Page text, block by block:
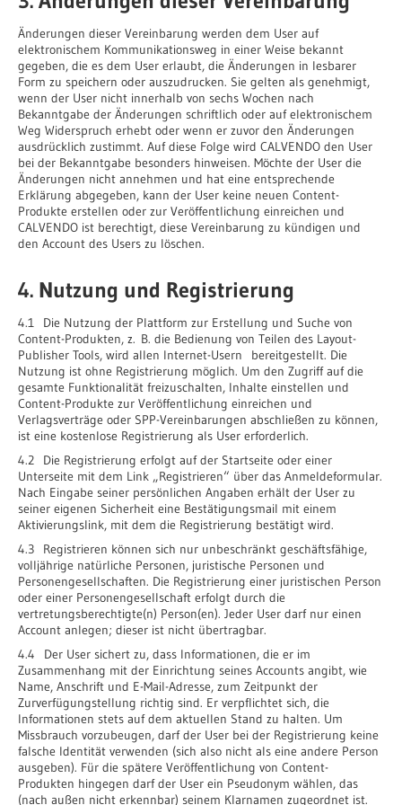
Änderungen dieser Vereinbarung werden dem User auf
elektronischem Kommunikationsweg in einer Weise bekannt
gegeben, die es dem User erlaubt, die Änderungen in lesbarer
Form zu speichern oder auszudrucken. Sie gelten als genehmigt,
wenn der User nicht innerhalb von sechs Wochen nach
Bekanntgabe der Änderungen schriftlich oder auf elektronischem
Weg Widerspruch erhebt oder wenn er zuvor den Änderungen
ausdrücklich zustimmt. Auf diese Folge wird CALVENDO den User
bei der Bekanntgabe besonders hinweisen. Möchte der User die
Änderungen nicht annehmen und hat eine entsprechende
Erklärung abgegeben, kann der User keine neuen Content-
Produkte erstellen oder zur Veröffentlichung einreichen und
CALVENDO ist berechtigt, diese Vereinbarung zu kündigen und
den Account des Users zu löschen.
4. Nutzung und Registrierung
4.1 Die Nutzung der Plattform zur Erstellung und Suche von
Content-Produkten, z. B. die Bedienung von Teilen des Layout-
Publisher Tools, wird allen Internet-Usern bereitgestellt. Die
Nutzung ist ohne Registrierung möglich. Um den Zugriff auf die
gesamte Funktionalität freizuschalten, Inhalte einstellen und
Content-Produkte zur Veröffentlichung einreichen und
Verlagsverträge oder SPP-Vereinbarungen abschließen zu können,
ist eine kostenlose Registrierung als User erforderlich.
4.2 Die Registrierung erfolgt auf der Startseite oder einer
Unterseite mit dem Link „Registrieren“ über das Anmeldeformular.
Nach Eingabe seiner persönlichen Angaben erhält der User zu
seiner eigenen Sicherheit eine Bestätigungsmail mit einem
Aktivierungslink, mit dem die Registrierung bestätigt wird.
4.3 Registrieren können sich nur unbeschränkt geschäftsfähige,
volljährige natürliche Personen, juristische Personen und
Personengesellschaften. Die Registrierung einer juristischen Person
oder einer Personengesellschaft erfolgt durch die
vertretungsberechtigte(n) Person(en). Jeder User darf nur einen
Account anlegen; dieser ist nicht übertragbar.
4.4 Der User sichert zu, dass Informationen, die er im
Zusammenhang mit der Einrichtung seines Accounts angibt, wie
Name, Anschrift und E-Mail-Adresse, zum Zeitpunkt der
Zurverfügungstellung richtig sind. Er verpflichtet sich, die
Informationen stets auf dem aktuellen Stand zu halten. Um
Missbrauch vorzubeugen, darf der User bei der Registrierung keine
falsche Identität verwenden (sich also nicht als eine andere Person
ausgeben). Für die spätere Veröffentlichung von Content-
Produkten hingegen darf der User ein Pseudonym wählen, das
(nach außen nicht erkennbar) seinem Klarnamen zugeordnet ist.